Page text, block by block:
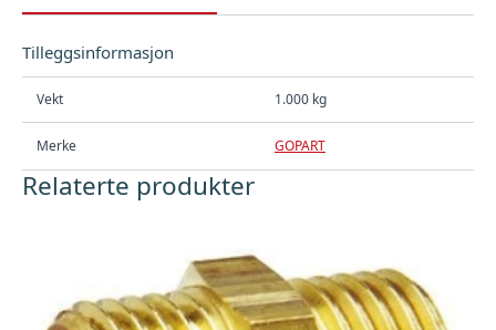
Tilleggsinformasjon
Vekt 1.000 kg
Merke GOPART
Relaterte produkter